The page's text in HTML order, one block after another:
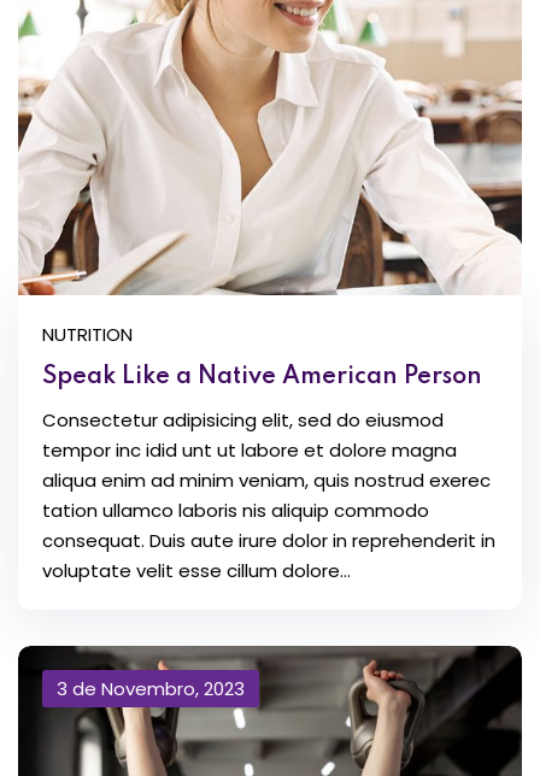
NUTRITION
Speak Like a Native American Person
Consectetur adipisicing elit, sed do eiusmod
tempor inc idid unt ut labore et dolore magna
aliqua enim ad minim veniam, quis nostrud exerec
tation ullamco laboris nis aliquip commodo
consequat. Duis aute irure dolor in reprehenderit in
voluptate velit esse cillum dolore...
3 de Novembro, 2023